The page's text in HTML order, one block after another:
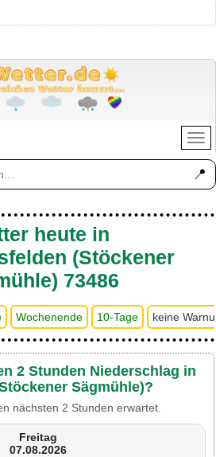
📍
heute in
(Stöckener
73486
Wochenende 10-Tage keine
2 Stunden Niederschlag in
Sägmühle)?
nächsten 2 Stunden erwartet.
Freitag
07.08.2026